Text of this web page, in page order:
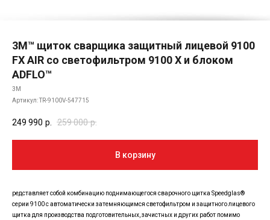
3М™ щиток сварщика защитный лицевой 9100
FX AIR со светофильтром 9100 X и блоком
ADFLO™
3M
Артикул:TR-9100V-547715
249 990 р. 259 000 р.
В корзину
редставляет собой комбинацию поднимающегося сварочного щитка Speedglas®
серии 9100 с автоматически затемняющимся светофильтром и защитного лицевого
щитка для производства подготовительных, зачистных и других работ помимо